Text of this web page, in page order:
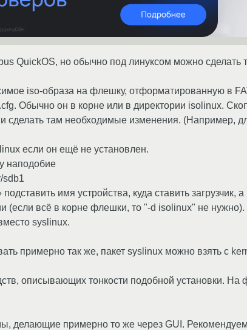
QuickOS, но обычно под линуксом можно сделать
iso-образа на флешку, отформатированную в
Обычно он в корне или в директории isolinux.
сделать там необходимые изменения. (Например,
если он ещё не установлен.
наподобие
sdb1
имя устройства, куда ставить
(если всё в корне флешки, то "-d isolinux" не
syslinux.
примерно так же, пакет syslinux можно взять с
описывающих тонкости подобной установки.
делающие примерно то же через GUI.